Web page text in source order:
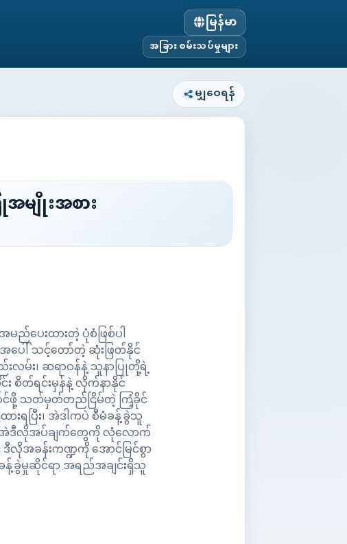
မြန်မာ
အခြား စမ်းသပ်မှုများ
မျှဝေရန်
မျိုးအစား
ည်ပေးထားတဲ့ ပုံစံဖြစ်ပါ
ပေါ် သင့်တော်တဲ့ ဆုံးဖြတ်နိုင်
လမ်း၊ ဆရာဝန်နဲ့ သူနာပြုတို့ရဲ့
တ်ရင်းမှန်နဲ့ လိုက်နာနိုင်
ာင်ဖို့ သတ်မှတ်တည်ငြိမ်တဲ့ ကြံ့ခိုင်
ရပြီး၊ အဲဒါကပဲ စီမံခန့်ခွဲသူ
အဲဒီလိုအပ်ချက်တွေကို လုံလောက်
လိုအခန်းကဏ္ဍကို အောင်မြင်စွာ
န့်ခွဲမှုဆိုင်ရာ အရည်အချင်းရှိသူ